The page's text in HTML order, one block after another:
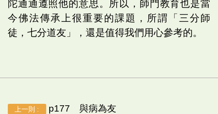
陀通通遵照他的意思。所以，師門教育也是當
今佛法傳承上很重要的課題，所謂「三分師
徒，七分道友」，還是值得我們用心參考的。
上一則 : p177 與病為友